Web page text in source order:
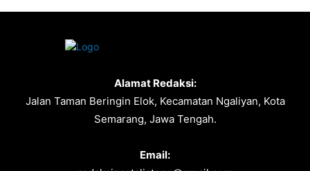
Alamat Redaksi:
Jalan Taman Beringin Elok, Kecamatan Ngaliyan, Kota
Semarang, Jawa Tengah.
Email: